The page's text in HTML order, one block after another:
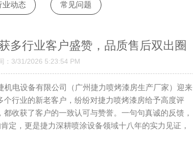
业动态 常见问题
多行业客户盛赞，品质售后双出圈
3/31/2026 5:23:54 PM
电设备有限公司（广州捷力喷烤漆房生产厂家）迎来
行业的新老客户，纷纷对捷力喷烤漆房给予高度评
收获了客户的一致认可与赞誉。一句句真诚的反馈，
定，更是捷力深耕喷涂设备领域十八年的实力见证，